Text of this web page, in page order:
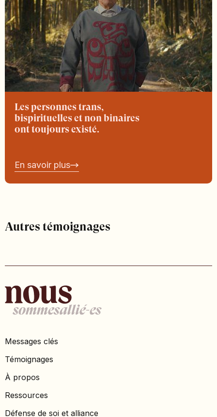
Les personnes trans,
bispirituelles et non binaires
ont toujours existé.
En savoir plus
Autres témoignages
Messages clés
Témoignages
À propos
Ressources
Défense de soi et alliance